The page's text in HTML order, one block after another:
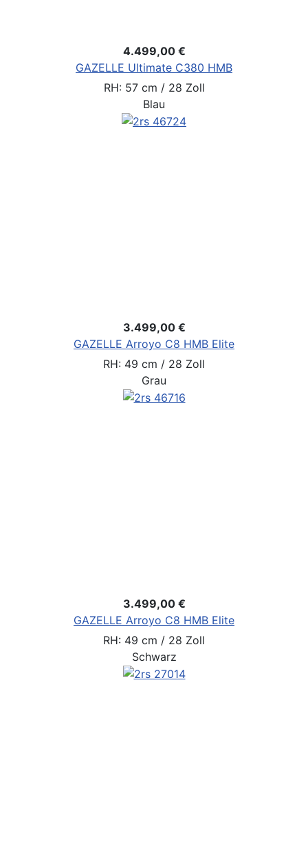
4.499,00 €
GAZELLE Ultimate C380 HMB
RH: 57 cm / 28 Zoll
Blau
3.499,00 €
GAZELLE Arroyo C8 HMB Elite
RH: 49 cm / 28 Zoll
Grau
3.499,00 €
GAZELLE Arroyo C8 HMB Elite
RH: 49 cm / 28 Zoll
Schwarz